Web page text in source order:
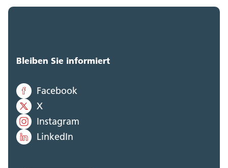
Bleiben Sie informiert
Facebook
X
Instagram
LinkedIn